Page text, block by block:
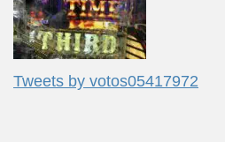
Tweets by votos05417972